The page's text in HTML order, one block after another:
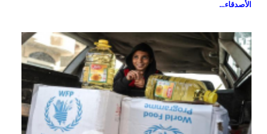
الأصدقاء...